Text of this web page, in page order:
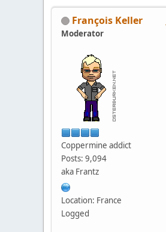
François Keller
Moderator
Coppermine addict
Posts: 9,094
aka Frantz
Location: France
Logged